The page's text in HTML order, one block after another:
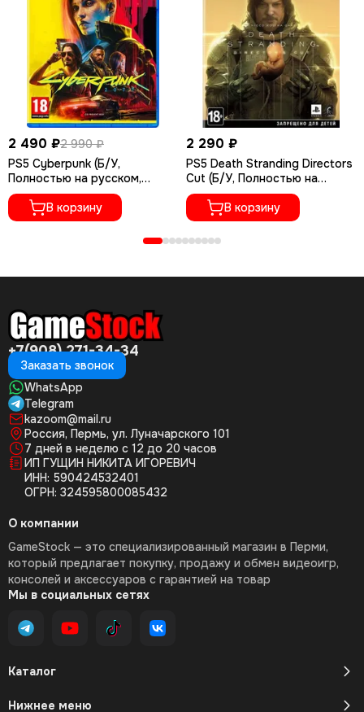
2 490 ₽2 990 ₽
PS5 Cyberpunk (Б/У,
Полностью на русском,
PPSA-04027)
В корзину
2 290 ₽
PS5 Death Stranding Directors
Cut (Б/У, Полностью на
русском языке, PPSA-01968)
В корзину
+7(908) 271-34-34
Заказать звонок
WhatsApp
Telegram
kazoom@mail.ru
Россия, Пермь, ул. Луначарского 101
7 дней в неделю с 12 до 20 часов
ИП ГУЩИН НИКИТА ИГОРЕВИЧ
ИНН: 590424532401
ОГРН: 324595800085432
Каталог
Нижнее меню
О компании
GameStock — это специализированный магазин в Перми,
который предлагает покупку, продажу и обмен видеоигр,
консолей и аксессуаров с гарантией на товар
Мы в социальных сетях